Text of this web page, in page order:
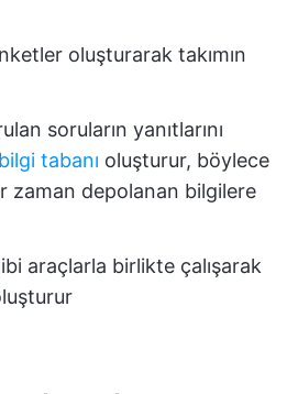
oluşturarak takımın
soruların yanıtlarını
bilgi tabanı oluşturur, böylece
zaman depolanan bilgilere
araçlarla birlikte çalışarak